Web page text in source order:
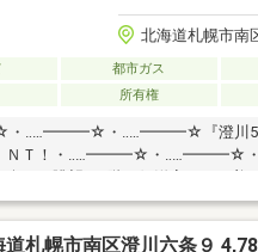
北海道札幌市南
都市ガス
所有権
‥…━━━☆・‥…━━━☆『澄川5条
ＩＮＴ！・‥…━━━☆・‥…━━━☆
家の中でゆったりとした開放感を
ョーズ仕様：給湯・暖房にはラン
ネ型のボイラーを採用しています
道札幌市南区澄川六条９